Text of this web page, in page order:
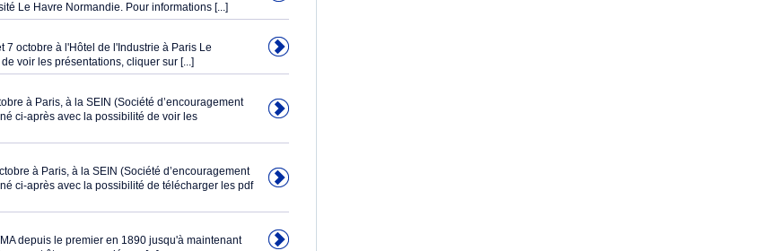
Le Havre Normandie. Pour informations [...]
7 octobre à l'Hôtel de l'Industrie à Paris Le
voir les présentations, cliquer sur [...]
à Paris, à la SEIN (Société d’encouragement
ci-après avec la possibilité de voir les
à Paris, à la SEIN (Société d’encouragement
ci-après avec la possibilité de télécharger les pdf
depuis le premier en 1890 jusqu'à maintenant